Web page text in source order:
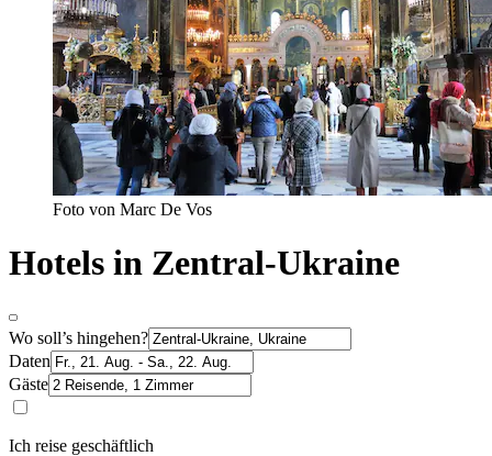
Foto von Marc De Vos
Hotels in Zentral-Ukraine
Wo soll’s hingehen?
Daten
Gäste
Ich reise geschäftlich